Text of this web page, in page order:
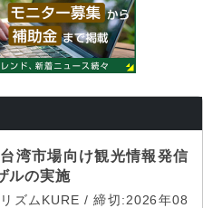
湾市場向け観光情報発信
ルの実施
ズムKURE / 締切:2026年08